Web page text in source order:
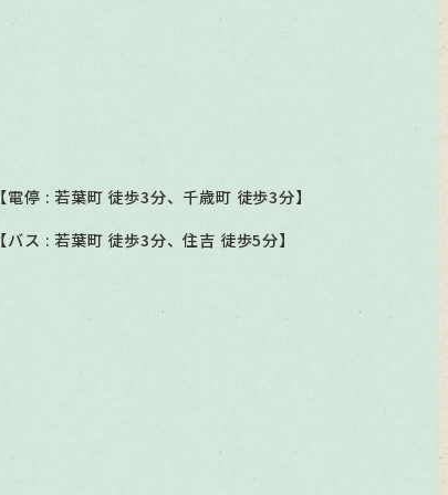
【電停 : 若葉町 徒歩3分、千歳町 徒歩3分】
【バス : 若葉町 徒歩3分、住吉 徒歩5分】